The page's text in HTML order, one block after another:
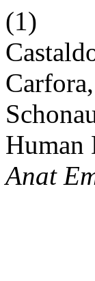
(1)
Human
Anat